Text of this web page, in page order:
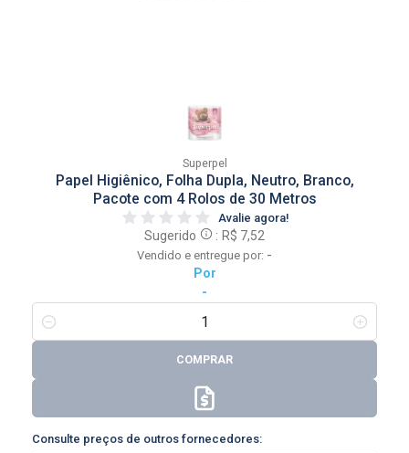
Superpel
Papel Higiênico, Folha Dupla, Neutro, Branco,
Pacote com 4 Rolos de 30 Metros
Avalie agora!
Sugerido : R$ 7,52
Vendido e entregue por: -
Por
-
COMPRAR
Consulte preços de outros fornecedores: